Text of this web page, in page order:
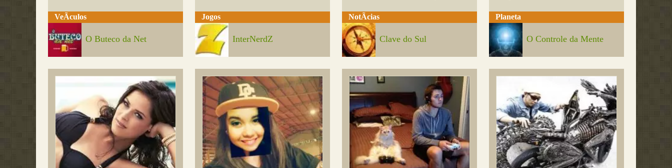
VeÃ­culos
O Buteco da Net
Jogos
InterNerdZ
NotÃ­cias
Clave do Sul
Planeta
O Controle da Mente